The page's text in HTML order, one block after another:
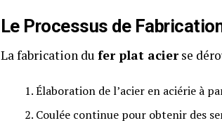
Le Processus de
La fabrication du fer plat acierse
Élaboration de l’acier en aciérie à
Coulée continue pour obtenir des